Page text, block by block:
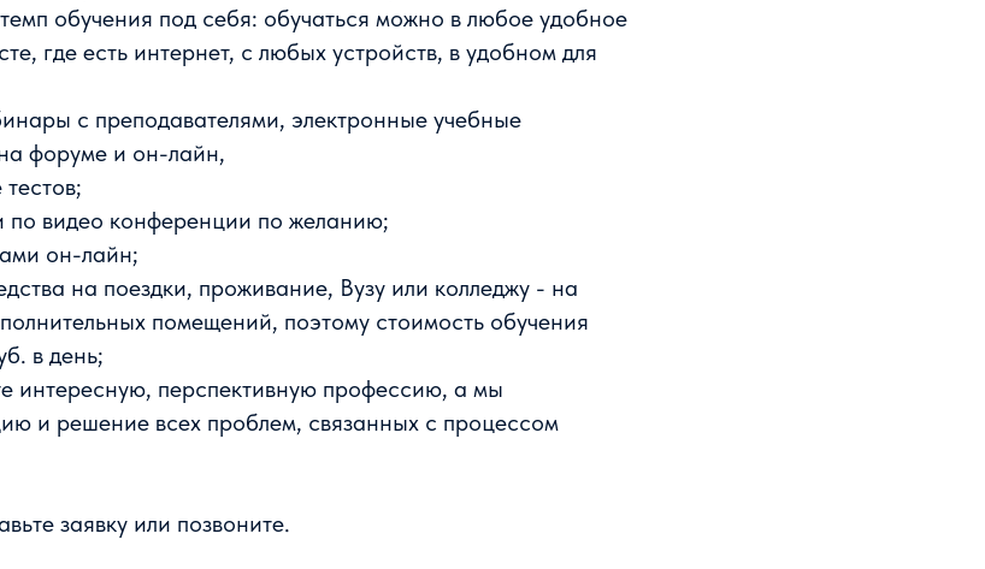
обучения под себя: обучаться можно в любое удобное
где есть интернет, с любых устройств, в удобном для
с преподавателями, электронные учебные
форуме и он-лайн,
по видео конференции по желанию;
он-лайн;
на поездки, проживание, Вузу или колледжу - на
помещений, поэтому стоимость обучения
в день;
интересную, перспективную профессию, а мы
и решение всех проблем, связанных с процессом
заявку или позвоните.